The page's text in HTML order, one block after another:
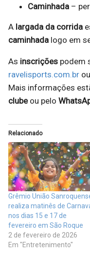
Caminhada –
A largada da corrida
caminhada logo em
As inscrições podem
ravelisports.com.br ou
Mais informações
clubeou pelo
Relacionado
Grêmio União
realiza matinês de
nos dias 15 e 17 de
fevereiro em São Roque
2 de fevereiro de 2026
Em "Entretenimento"